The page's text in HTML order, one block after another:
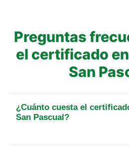
Preguntas
el certificado
San
¿Cuánto cuesta el
San Pascual?